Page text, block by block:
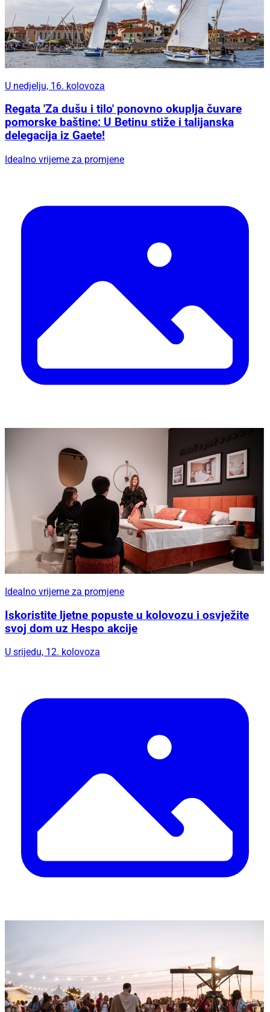
U nedjelju, 16. kolovoza
Regata 'Za dušu i tilo' ponovno okuplja čuvare
pomorske baštine: U Betinu stiže i talijanska
delegacija iz Gaete!
Idealno vrijeme za promjene
Idealno vrijeme za promjene
Iskoristite ljetne popuste u kolovozu i osvježite
svoj dom uz Hespo akcije
U srijedu, 12. kolovoza